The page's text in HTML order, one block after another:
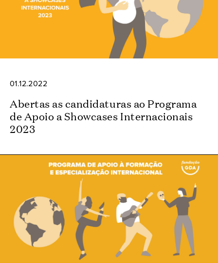
01.12.2022
Abertas as candidaturas ao Programa
de Apoio a Showcases Internacionais
2023